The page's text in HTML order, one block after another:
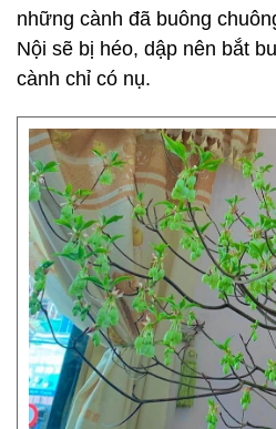
những cành đã buông
Nội sẽ bị héo, dập nên bắt
cành chỉ có nụ.